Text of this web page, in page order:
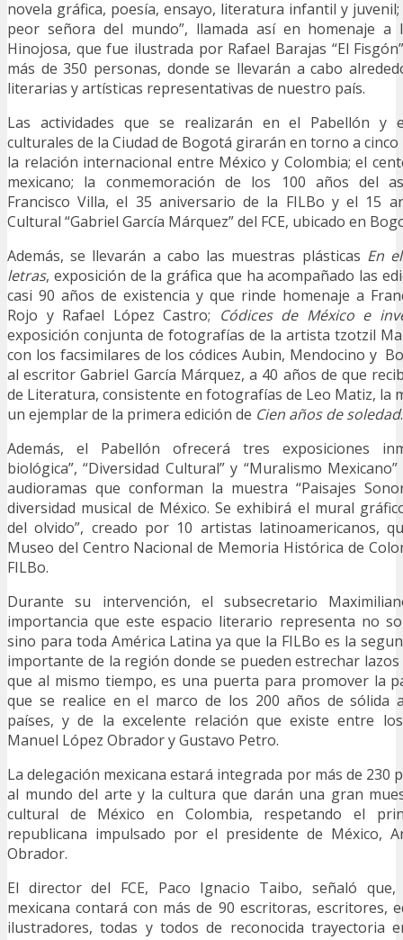
novela gráfica, poesía, ensayo, literatura infantil y
peor señora del mundo”, llamada así en homenaje a
Hinojosa, que fue ilustrada por Rafael Barajas “El
más de 350 personas, donde se llevarán a cabo
literarias y artísticas representativas de nuestro país.
Las actividades que se realizarán en el Pabellón y
culturales de la Ciudad de Bogotá girarán en torno a cinco
la relación internacional entre México y Colombia; el
mexicano; la conmemoración de los 100 años del
Francisco Villa, el 35 aniversario de la FILBo y el 15
Cultural “Gabriel García Márquez” del FCE, ubicado en
Además, se llevarán a cabo las muestras plásticas En
letras, exposición de la gráfica que ha acompañado las
casi 90 años de existencia y que rinde homenaje a
Rojo y Rafael López Castro; Códices de México e
exposición conjunta de fotografías de la artista tzotzil
con los facsimilares de los códices Aubin, Mendocino y
al escritor Gabriel García Márquez, a 40 años de que
de Literatura, consistente en fotografías de Leo Matiz, la
un ejemplar de la primera edición de Cien años de soledad.
Además, el Pabellón ofrecerá tres exposiciones
biológica”, “Diversidad Cultural” y “Muralismo
audioramas que conforman la muestra “Paisajes
diversidad musical de México. Se exhibirá el mural
del olvido”, creado por 10 artistas latinoamericanos,
Museo del Centro Nacional de Memoria Histórica de
FILBo.
Durante su intervención, el subsecretario
importancia que este espacio literario representa no
sino para toda América Latina ya que la FILBo es la
importante de la región donde se pueden estrechar
que al mismo tiempo, es una puerta para promover la
que se realice en el marco de los 200 años de sólida
países, y de la excelente relación que existe entre
Manuel López Obrador y Gustavo Petro.
La delegación mexicana estará integrada por más de 230
al mundo del arte y la cultura que darán una gran
cultural de México en Colombia, respetando el
republicana impulsado por el presidente de México,
Obrador.
El director del FCE, Paco Ignacio Taibo, señaló que,
mexicana contará con más de 90 escritoras, escritores,
ilustradores, todas y todos de reconocida trayectoria